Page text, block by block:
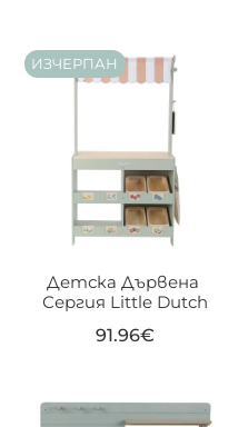
ИЗЧЕРПАН
Детска Дървена
Сергия Little Dutch
91.96€